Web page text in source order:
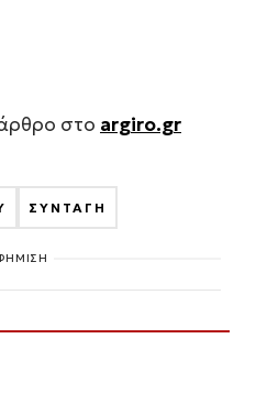
στο argiro.gr
ΣΥΝΤΑΓΗ